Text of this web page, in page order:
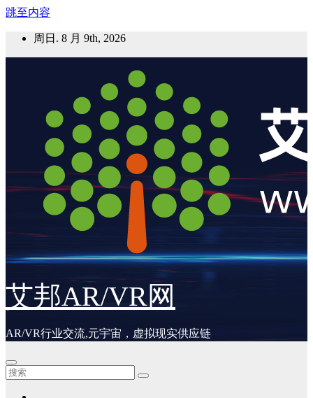
跳至内容
周日. 8 月 9th, 2026
艾邦AR/VR网
AR/VR行业交流,元宇宙，虚拟现实供应链